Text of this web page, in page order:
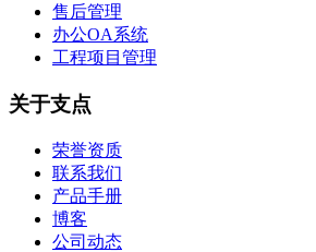
售后管理
办公OA系统
工程项目管理
关于支点
荣誉资质
联系我们
产品手册
博客
公司动态